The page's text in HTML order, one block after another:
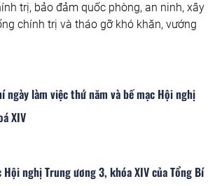
trị, bảo đảm quốc phòng, an ninh, xây
chính trị và tháo gỡ khó khăn, vướng
ngày làm việc thứ năm và bế mạc Hội nghị
XIV
Hội nghị Trung ương 3, khóa XIV của Tổng Bí